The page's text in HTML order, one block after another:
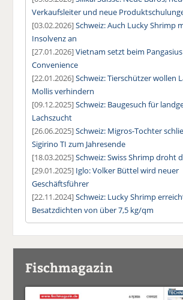
Verkaufsleiter und neue
[03.02.2026]Schweiz: Auch Lucky Shrimp
Insolvenz an
[27.01.2026]Vietnam setzt beim
Convenience
[22.01.2026]Schweiz: Tierschützer wollen
Mollis verhindern
[09.12.2025]Schweiz: Baugesuch für
Lachszucht
[26.06.2025]Schweiz: Migros-Tochter
Sigirino TI zum Jahresende
[18.03.2025]Schweiz: Swiss Shrimp droht
[29.01.2025] Iglo: Volker Büttel wird neuer
Geschäftsführer
[22.11.2024]Schweiz: Lucky Shrimp
Besatzdichten von über 7,5 kg/qm
Fischmagazin